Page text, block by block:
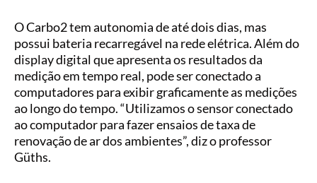
O Carbo2 tem autonomia de até dois dias, mas
possui bateria recarregável na rede elétrica. Além do
display digital que apresenta os resultados da
medição em tempo real, pode ser conectado a
computadores para exibir graficamente as medições
ao longo do tempo. “Utilizamos o sensor conectado
ao computador para fazer ensaios de taxa de
renovação de ar dos ambientes”, diz o professor
Güths.